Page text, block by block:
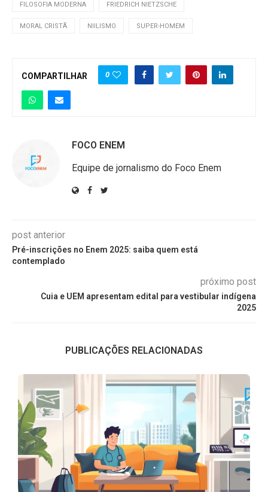
FILOSOFIA MODERNA FRIEDRICH NIETZSCHE
MORAL CRISTÃ NIILISMO SUPER-HOMEM
COMPARTILHAR 0
FOCO ENEM
Equipe de jornalismo do Foco Enem
post anterior
Pré-inscrições no Enem 2025: saiba quem está
contemplado
próximo post
Cuia e UEM apresentam edital para vestibular indígena
2025
PUBLICAÇÕES RELACIONADAS